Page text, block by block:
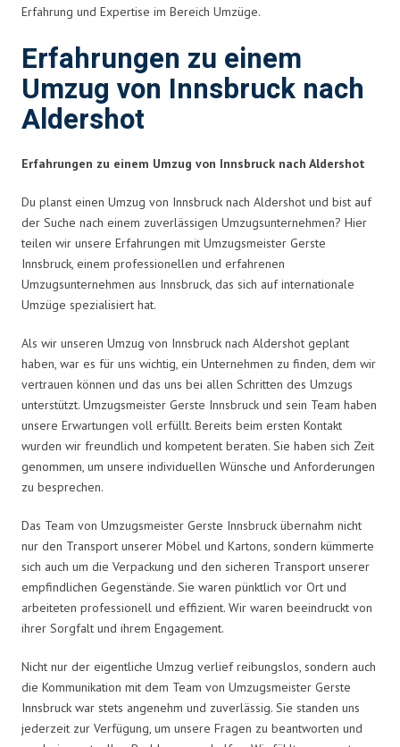
Erfahrung und Expertise im Bereich Umzüge.
Erfahrungen zu einem
Umzug von Innsbruck nach
Aldershot
Erfahrungen zu einem Umzug von Innsbruck nach Aldershot
Du planst einen Umzug von Innsbruck nach Aldershot und bist auf
der Suche nach einem zuverlässigen Umzugsunternehmen? Hier
teilen wir unsere Erfahrungen mit Umzugsmeister Gerste
Innsbruck, einem professionellen und erfahrenen
Umzugsunternehmen aus Innsbruck, das sich auf internationale
Umzüge spezialisiert hat.
Als wir unseren Umzug von Innsbruck nach Aldershot geplant
haben, war es für uns wichtig, ein Unternehmen zu finden, dem wir
vertrauen können und das uns bei allen Schritten des Umzugs
unterstützt. Umzugsmeister Gerste Innsbruck und sein Team haben
unsere Erwartungen voll erfüllt. Bereits beim ersten Kontakt
wurden wir freundlich und kompetent beraten. Sie haben sich Zeit
genommen, um unsere individuellen Wünsche und Anforderungen
zu besprechen.
Das Team von Umzugsmeister Gerste Innsbruck übernahm nicht
nur den Transport unserer Möbel und Kartons, sondern kümmerte
sich auch um die Verpackung und den sicheren Transport unserer
empfindlichen Gegenstände. Sie waren pünktlich vor Ort und
arbeiteten professionell und effizient. Wir waren beeindruckt von
ihrer Sorgfalt und ihrem Engagement.
Nicht nur der eigentliche Umzug verlief reibungslos, sondern auch
die Kommunikation mit dem Team von Umzugsmeister Gerste
Innsbruck war stets angenehm und zuverlässig. Sie standen uns
jederzeit zur Verfügung, um unsere Fragen zu beantworten und